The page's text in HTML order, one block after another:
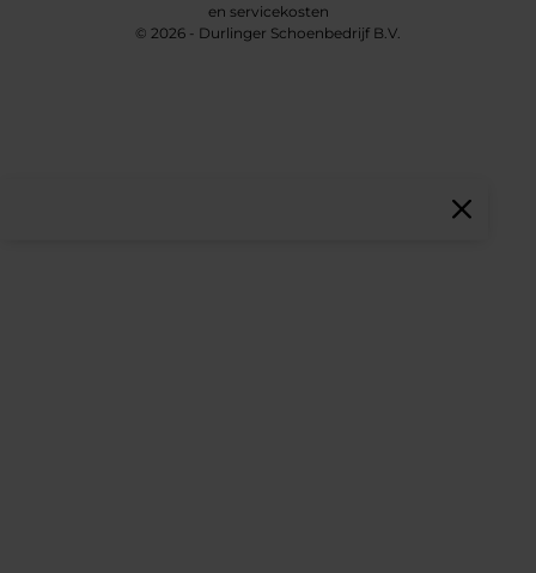
en servicekosten
© 2026 - Durlinger Schoenbedrijf B.V.